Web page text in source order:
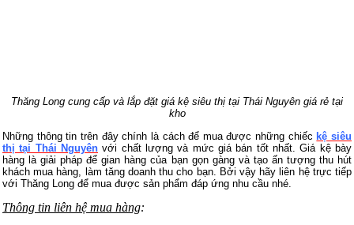
Thăng Long cung cấp và lắp đặt giá kệ siêu thị tại Thái Nguyên giá rẻ tại
kho
Những thông tin trên đây chính là cách để mua được những chiếc kệ siêu
thị tại Thái Nguyên với chất lượng và mức giá bán tốt nhất. Giá kệ bày
hàng là giải pháp để gian hàng của bạn gọn gàng và tạo ấn tượng thu hút
khách mua hàng, làm tăng doanh thu cho bạn. Bởi vậy hãy liên hệ trực tiếp
với Thăng Long để mua được sản phẩm đáp ứng nhu cầu nhé.
Thông tin liên hệ mua hàng: